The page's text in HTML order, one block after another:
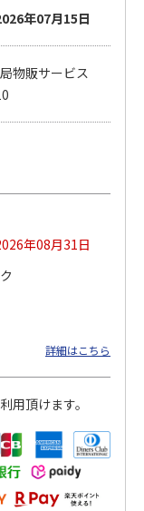
4.6（7）
11,000円
年07月15日
物販サービス
年08月31日
詳細はこちら
用頂けます。